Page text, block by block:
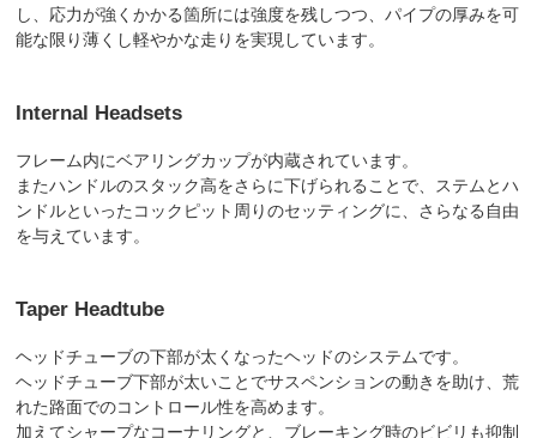
し、応力が強くかかる箇所には強度を残しつつ、パイプの厚みを可
能な限り薄くし軽やかな走りを実現しています。
Internal Headsets
フレーム内にベアリングカップが内蔵されています。
またハンドルのスタック高をさらに下げられることで、ステムとハ
ンドルといったコックピット周りのセッティングに、さらなる自由
を与えています。
Taper Headtube
ヘッドチューブの下部が太くなったヘッドのシステムです。
ヘッドチューブ下部が太いことでサスペンションの動きを助け、荒
れた路面でのコントロール性を高めます。
加えてシャープなコーナリングと、ブレーキング時のビビリも抑制